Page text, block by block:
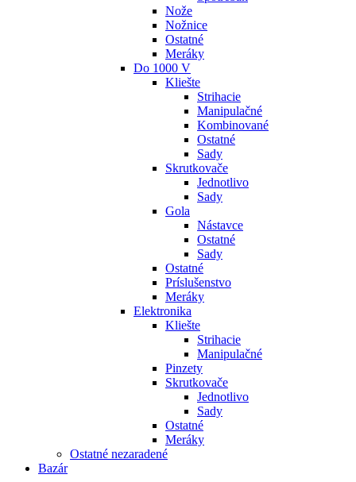
Nože
Nožnice
Ostatné
Meráky
Do 1000 V
Kliešte
Strihacie
Manipulačné
Kombinované
Ostatné
Sady
Skrutkovače
Jednotlivo
Sady
Gola
Nástavce
Ostatné
Sady
Ostatné
Príslušenstvo
Meráky
Elektronika
Kliešte
Strihacie
Manipulačné
Pinzety
Skrutkovače
Jednotlivo
Sady
Ostatné
Meráky
Ostatné nezaradené
Bazár